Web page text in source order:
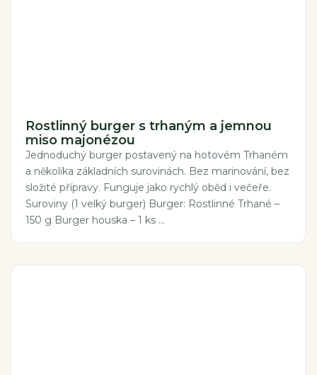
Rostlinný burger s trhaným a jemnou
miso majonézou
Jednoduchý burger postavený na hotovém Trhaném
a několika základních surovinách. Bez marinování, bez
složité přípravy. Funguje jako rychlý oběd i večeře.
Suroviny (1 velký burger) Burger: Rostlinné Trhané –
150 g Burger houska – 1 ks ...